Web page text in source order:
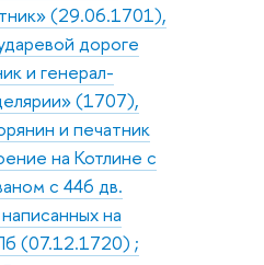
(29.06.1701),
дороге
и генерал-
(1707),
и печатник
на Котлине с
с 446 дв.
на
(07.12.1720) ;